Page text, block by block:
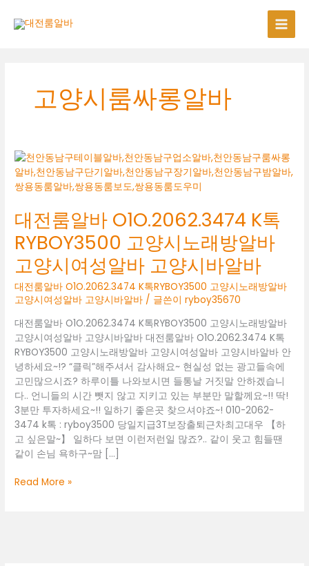
고양시룸싸롱알바
대전룸알바 O1O.2062.3474 K톡
RYBOY3500 고양시노래방알바
고양시여성알바 고양시바알바
대전룸알바 O1O.2062.3474 K톡RYBOY3500 고양시노래방알바
고양시여성알바 고양시바알바 / 글쓴이ryboy35670
대전룸알바 O1O.2062.3474 K톡RYBOY3500 고양시노래방알바
고양시여성알바 고양시바알바 대전룸알바 O1O.2062.3474 K톡
RYBOY3500 고양시노래방알바 고양시여성알바 고양시바알바 안
녕하세요~!? “클릭”해주셔서 감사해요~ 현실성 없는 광고들속에
고민많으시죠? 하루이틀 나와보시면 들통날 거짓말 안하겠습니
다.. 언니들의 시간 뺏지 않고 지키고 있는 부분만 말할께요~!! 딱!
3분만 투자하세요~!! 일하기 좋은곳 찾으셔야죠~! 010-2062-
3474 k톡 : ryboy3500 당일지급3T보장출퇴근차최고대우 【하
고 싶은말~】 일하다 보면 이런저런일 많죠?.. 같이 웃고 힘들땐
같이 손님 욕하구~맘 […]
대
Read More »